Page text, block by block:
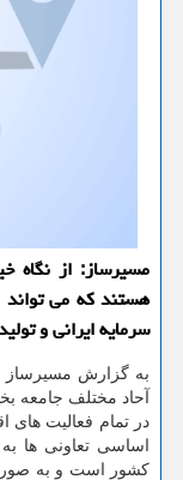
مسیرساز: از نگاه
هستند كه می تواند
سرمایه ایرانی و
به گزارش مسیرساز
آحاد مختلف جامعه
در تمام فعالیت های
اساسی تعاونی ها به
كشور است و به